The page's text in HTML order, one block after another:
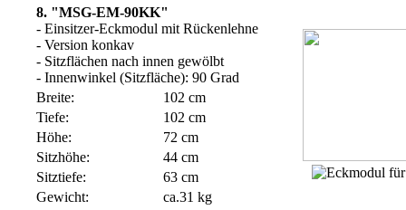
8. "MSG-EM-90KK"
- Einsitzer-Eckmodul mit Rückenlehne
- Version konkav
- Sitzflächen nach innen gewölbt
- Innenwinkel (Sitzfläche): 90 Grad
Breite:
102 cm
Tiefe:
102 cm
Höhe:
72 cm
Sitzhöhe:
44 cm
Sitztiefe:
63 cm
Gewicht:
ca.31 kg